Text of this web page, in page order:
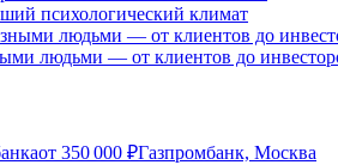
психологический климат
людьми — от клиентов до
от 350 000 ₽Газпромбанк, Москва